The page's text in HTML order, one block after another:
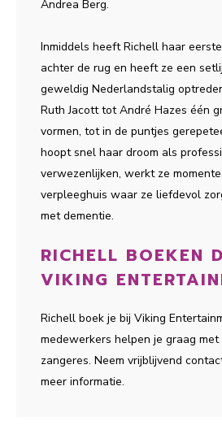
Andrea Berg.
Inmiddels heeft Richell haar
achter de rug en heeft ze een
geweldig Nederlandstalig
Ruth Jacott tot André Hazes één
vormen, tot in de puntjes
hoopt snel haar droom als
verwezenlijken, werkt ze
verpleeghuis waar ze liefdevol
met dementie.
RICHELL BOEKEN
VIKING
Richell boek je bij Viking
medewerkers helpen je graag
zangeres. Neem vrijblijvend
meer informatie.